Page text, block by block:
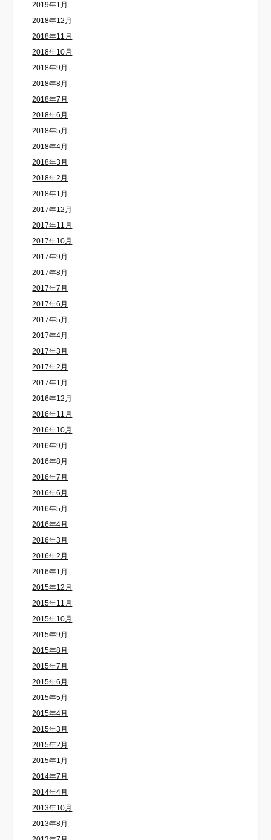
2019年1月
2018年12月
2018年11月
2018年10月
2018年9月
2018年8月
2018年7月
2018年6月
2018年5月
2018年4月
2018年3月
2018年2月
2018年1月
2017年12月
2017年11月
2017年10月
2017年9月
2017年8月
2017年7月
2017年6月
2017年5月
2017年4月
2017年3月
2017年2月
2017年1月
2016年12月
2016年11月
2016年10月
2016年9月
2016年8月
2016年7月
2016年6月
2016年5月
2016年4月
2016年3月
2016年2月
2016年1月
2015年12月
2015年11月
2015年10月
2015年9月
2015年8月
2015年7月
2015年6月
2015年5月
2015年4月
2015年3月
2015年2月
2015年1月
2014年7月
2014年4月
2013年10月
2013年8月